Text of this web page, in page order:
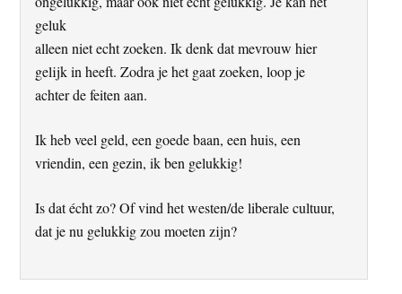
geluk
alleen niet echt zoeken. Ik denk dat mevrouw hier
gelijk in heeft. Zodra je het gaat zoeken, loop je
achter de feiten aan.
Ik heb veel geld, een goede baan, een huis, een
vriendin, een gezin, ik ben gelukkig!
Is dat écht zo? Of vind het westen/de liberale cultuur,
dat je nu gelukkig zou moeten zijn?